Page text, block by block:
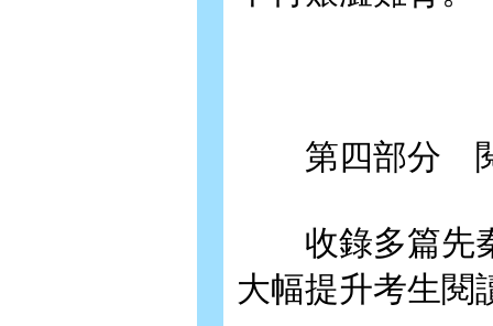
第四部分 閱
收錄多篇先秦
大幅提升考生閱